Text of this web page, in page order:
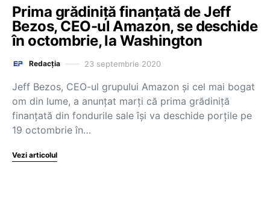
Prima grădiniţă finanţată de Jeff
Bezos, CEO-ul Amazon, se deschide
în octombrie, la Washington
Redacția 23 septembrie 2020
Jeff Bezos, CEO-ul grupului Amazon şi cel mai bogat
om din lume, a anunțat marţi că prima grădiniţă
finanţată din fondurile sale îşi va deschide porţile pe
19 octombrie în…
Vezi articolul